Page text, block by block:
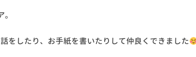
をしたり、お手紙を書いたりして仲良くできました